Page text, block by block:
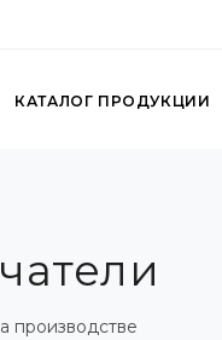
КАТАЛОГ ПРОДУКЦИИ
производстве